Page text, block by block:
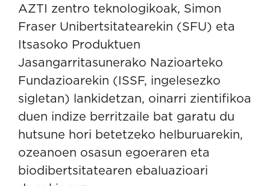
AZTI zentro teknologikoak, Simon
Fraser Unibertsitatearekin (SFU) eta
Itsasoko Produktuen
Jasangarritasunerako Nazioarteko
Fundazioarekin (ISSF, ingelesezko
sigletan) lankidetzan, oinarri zientifikoa
duen indize berritzaile bat garatu du
hutsune hori betetzeko helburuarekin,
ozeanoen osasun egoeraren eta
biodibertsitatearen ebaluazioari